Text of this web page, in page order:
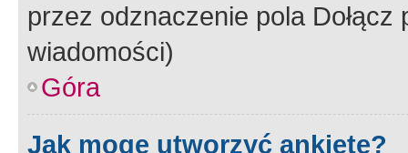
przez odznaczenie pola
wiadomości)
Góra
Jak mogę utworzyć ankietę?